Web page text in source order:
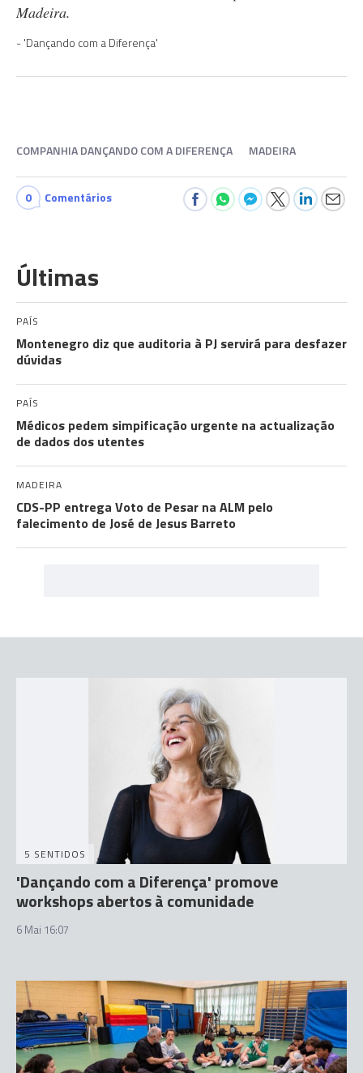
Madeira.
'Dançando com a Diferença'
COMPANHIA DANÇANDO COM A DIFERENÇA MADEIRA
0 Comentários
Últimas
PAÍS
Montenegro diz que auditoria à PJ servirá para desfazer
dúvidas
PAÍS
Médicos pedem simpificação urgente na actualização
de dados dos utentes
MADEIRA
CDS-PP entrega Voto de Pesar na ALM pelo
falecimento de José de Jesus Barreto
5 SENTIDOS
'Dançando com a Diferença' promove
workshops abertos à comunidade
6 Mai 16:07